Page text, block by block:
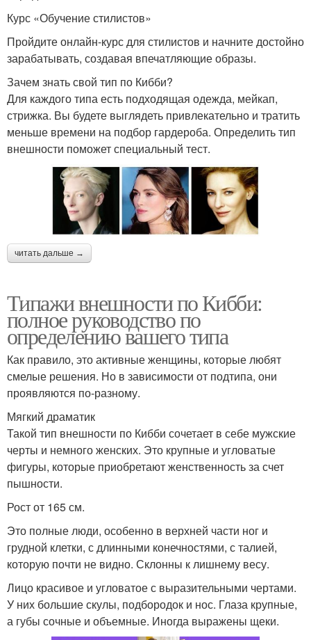
Курс «Обучение стилистов»
Пройдите онлайн-курс для стилистов и начните достойно
зарабатывать, создавая впечатляющие образы.
Зачем знать свой тип по Кибби?
Для каждого типа есть подходящая одежда, мейкап,
стрижка. Вы будете выглядеть привлекательно и тратить
меньше времени на подбор гардероба. Определить тип
внешности поможет специальный тест.
читать дальше →
Типажи внешности по Кибби:
полное руководство по
определению вашего типа
Как правило, это активные женщины, которые любят
смелые решения. Но в зависимости от подтипа, они
проявляются по-разному.
Мягкий драматик
Такой тип внешности по Кибби сочетает в себе мужские
черты и немного женских. Это крупные и угловатые
фигуры, которые приобретают женственность за счет
пышности.
Рост от 165 см.
Это полные люди, особенно в верхней части ног и
грудной клетки, с длинными конечностями, с талией,
которую почти не видно. Склонны к лишнему весу.
Лицо красивое и угловатое с выразительными чертами.
У них большие скулы, подбородок и нос. Глаза крупные,
а губы сочные и объемные. Иногда выражены щеки.